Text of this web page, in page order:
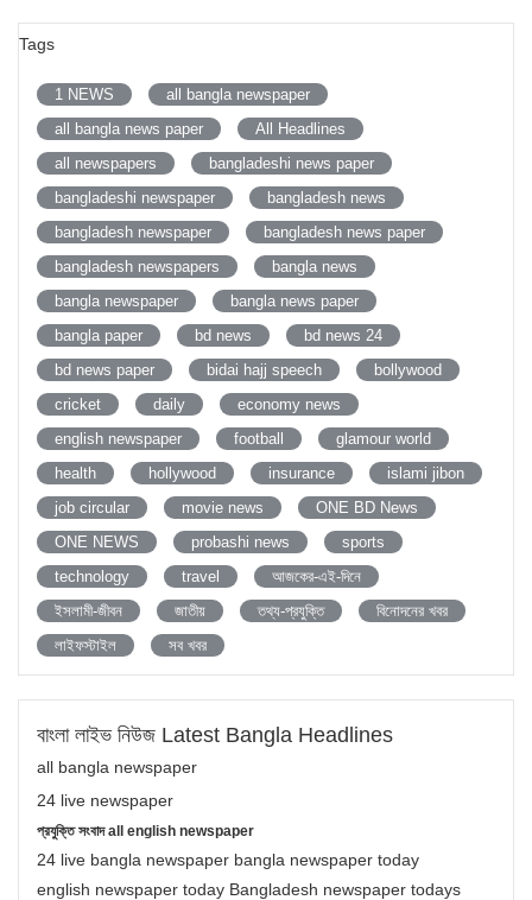
Tags
1 NEWS
all bangla newspaper
all bangla news paper
All Headlines
all newspapers
bangladeshi news paper
bangladeshi newspaper
bangladesh news
bangladesh newspaper
bangladesh news paper
bangladesh newspapers
bangla news
bangla newspaper
bangla news paper
bangla paper
bd news
bd news 24
bd news paper
bidai hajj speech
bollywood
cricket
daily
economy news
english newspaper
football
glamour world
health
hollywood insurance
islami jibon
job circular
movie news
ONE BD News
ONE NEWS
probashi news
sports
technology
travel
আজকের-এই-দিনে
ইসলামী-জীবন
জাতীয় তথ্য-প্রযুক্তি
বিনোদনের খবর
লাইফস্টাইল
সব খবর
বাংলা লাইভ নিউজ Latest Bangla Headlines
all bangla newspaper
24 live newspaper
প্রযুক্তি সংবাদ all english newspaper
24 live bangla newspaper bangla newspaper today
english newspaper today Bangladesh newspaper todays